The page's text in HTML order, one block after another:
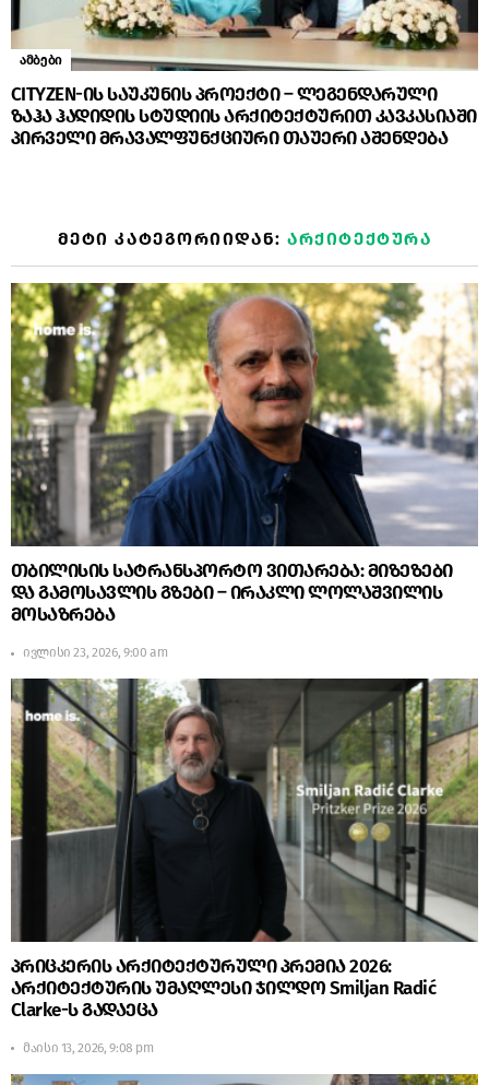
ამბები
CITYZEN-ის საუკუნის პროექტი – ლეგენდარული
ზაჰა ჰადიდის სტუდიის არქიტექტურით კავკასიაში
პირველი მრავალფუნქციური თაუერი აშენდება
ᲛᲔᲢᲘ ᲙᲐᲢᲔᲒᲝᲠᲘᲘᲓᲐᲜ:ᲐᲠᲥᲘᲢᲔᲥᲢᲣᲠᲐ
თბილისის სატრანსპორტო ვითარება: მიზეზები
და გამოსავლის გზები – ირაკლი ლოლაშვილის
მოსაზრება
ივლისი 23, 2026, 9:00 am
პრიცკერის არქიტექტურული პრემია 2026:
არქიტექტურის უმაღლესი ჯილდო Smiljan Radić
Clarke-ს გადაეცა
მაისი 13, 2026, 9:08 pm